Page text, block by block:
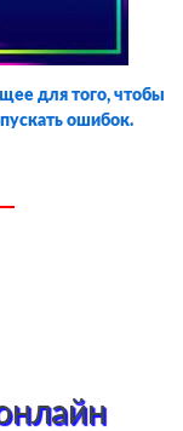
для того, чтобы
ошибок.